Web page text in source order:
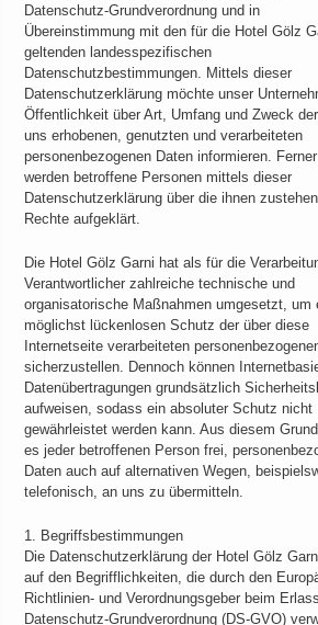
Datenschutz-Grundverordnung und in
Übereinstimmung mit den für die Hotel Gölz
geltenden landesspezifischen
Datenschutzbestimmungen. Mittels dieser
Datenschutzerklärung möchte unser
Öffentlichkeit über Art, Umfang und Zweck
uns erhobenen, genutzten und verarbeiteten
personenbezogenen Daten informieren. Ferner
werden betroffene Personen mittels dieser
Datenschutzerklärung über die ihnen
Rechte aufgeklärt.
Die Hotel Gölz Garni hat als für die
Verantwortlicher zahlreiche technische und
organisatorische Maßnahmen umgesetzt, um
möglichst lückenlosen Schutz der über diese
Internetseite verarbeiteten
sicherzustellen. Dennoch können
Datenübertragungen grundsätzlich
aufweisen, sodass ein absoluter Schutz nicht
gewährleistet werden kann. Aus diesem
es jeder betroffenen Person frei,
Daten auch auf alternativen Wegen,
telefonisch, an uns zu übermitteln.
1. Begriffsbestimmungen
Die Datenschutzerklärung der Hotel Gölz
auf den Begrifflichkeiten, die durch den
Richtlinien- und Verordnungsgeber beim
Datenschutz-Grundverordnung (DS-GVO)